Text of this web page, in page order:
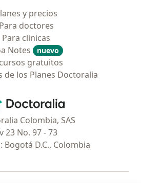
y precios
Para doctores
Para clinicas
Notes
nuevo
gratuitos
de los Planes Doctoralia
Doctoralia - Página de inicio
Colombia, SAS
23 No. 97 - 73
Bogotá D.C., Colombia